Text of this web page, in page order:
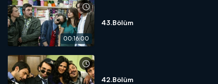
00:16:00
43.Bölüm
42.Bölüm